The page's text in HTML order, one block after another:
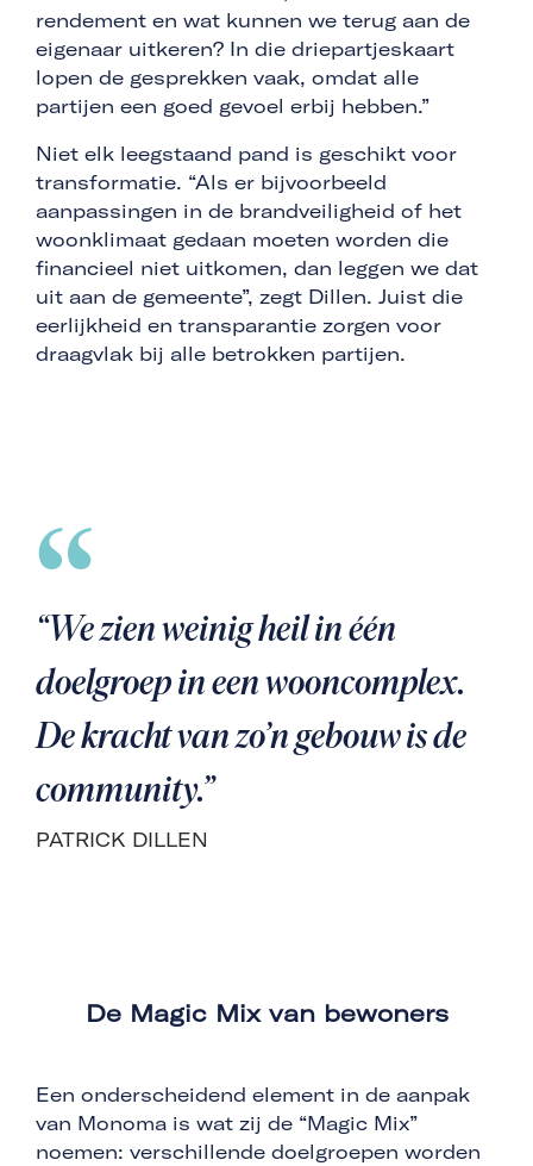
rendement en wat kunnen we terug aan de
eigenaar uitkeren? In die driepartjeskaart
lopen de gesprekken vaak, omdat alle
partijen een goed gevoel erbij hebben.”
Niet elk leegstaand pand is geschikt voor
transformatie. “Als er bijvoorbeeld
aanpassingen in de brandveiligheid of het
woonklimaat gedaan moeten worden die
financieel niet uitkomen, dan leggen we dat
uit aan de gemeente”, zegt Dillen. Juist die
eerlijkheid en transparantie zorgen voor
draagvlak bij alle betrokken partijen.
“We zien weinig heil in één
doelgroep in een wooncomplex.
De kracht van zo’n gebouw is de
community.”
PATRICK DILLEN
De Magic Mix van bewoners
Een onderscheidend element in de aanpak
van Monoma is wat zij de “Magic Mix”
noemen: verschillende doelgroepen worden